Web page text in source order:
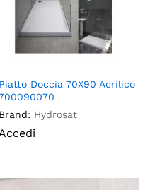
Piatto Doccia 70X90 Acrilico
Brand: Hydrosat
Accedi